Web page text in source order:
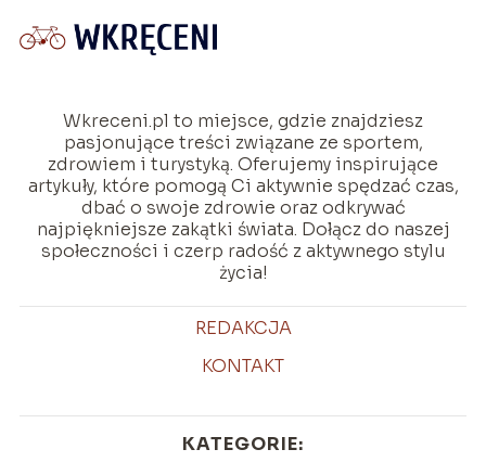
Wkreceni.pl to miejsce, gdzie znajdziesz
pasjonujące treści związane ze sportem,
zdrowiem i turystyką. Oferujemy inspirujące
artykuły, które pomogą Ci aktywnie spędzać czas,
dbać o swoje zdrowie oraz odkrywać
najpiękniejsze zakątki świata. Dołącz do naszej
społeczności i czerp radość z aktywnego stylu
życia!
REDAKCJA
KONTAKT
KATEGORIE: